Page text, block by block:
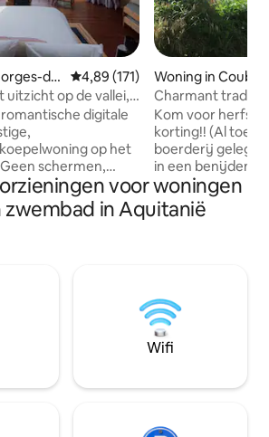
de
Gemiddelde beoordeling van
4,89 (171)
uitzicht op de vallei,
voor
digitale
op het
schermen,
vogelgezang, een
totale rust. Word
op de zonsopgang,
te komen met de
op de vallei,
stilte.
Woning in
Charmant
zwembad
Kom voor herfst/
korting!! (Al
boerderij
in een
uitzonderlijk
moment van het
Zoek in de lente
met familie in de
een van 'Les Plus
France', ligt op
of 20 minuten
voor woningen
zwembad in Aquitanië
Wifi